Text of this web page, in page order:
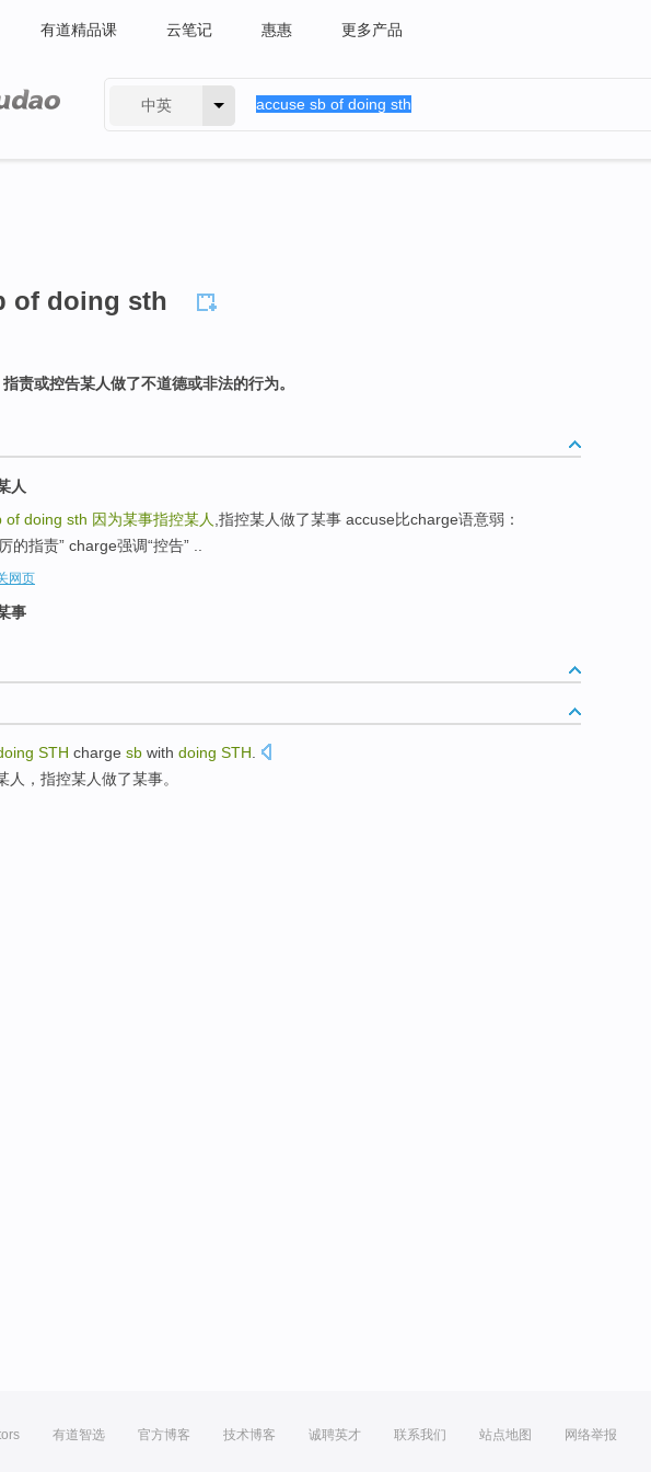
有道精品课 云笔记 惠惠 更多产品
中英
of doing sth
责或控告某人做了不道德或非法的行为。
人
of doing sth 因为某事指控某人 ,指控某人做了某事 accuse比charge语意弱：
的指责” charge强调“控告” ..
网页
事
STH charge sb with doing STH
人 ， 指控某人做了某事。
有道智选 官方博客 技术博客 诚聘英才 联系我们 站点地图 网络举报